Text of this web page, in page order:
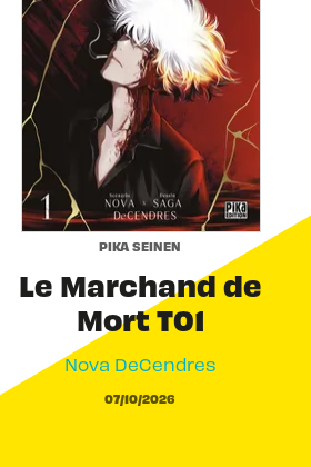
PIKA SEINEN
Le Marchand de
Mort T01
Nova DeCendres
07/10/2026